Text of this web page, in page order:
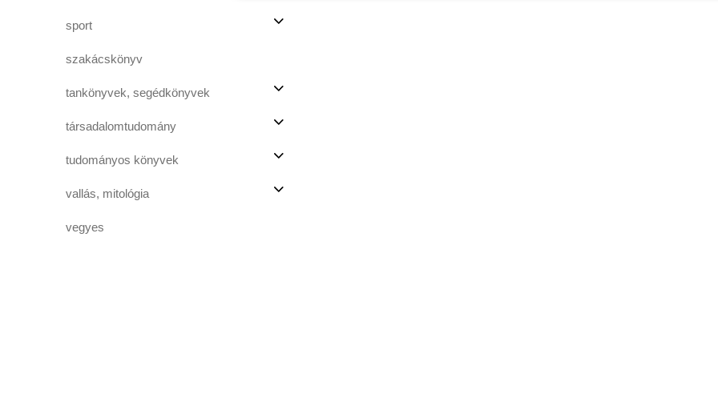
sport
szakácskönyv
tankönyvek, segédkönyvek
társadalomtudomány
tudományos könyvek
vallás, mitológia
vegyes